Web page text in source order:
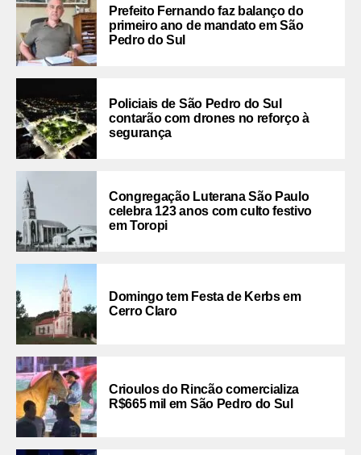
Prefeito Fernando faz balanço do
primeiro ano de mandato em São
Pedro do Sul
Policiais de São Pedro do Sul
contarão com drones no reforço à
segurança
Congregação Luterana São Paulo
celebra 123 anos com culto festivo
em Toropi
Domingo tem Festa de Kerbs em
Cerro Claro
Crioulos do Rincão comercializa
R$665 mil em São Pedro do Sul